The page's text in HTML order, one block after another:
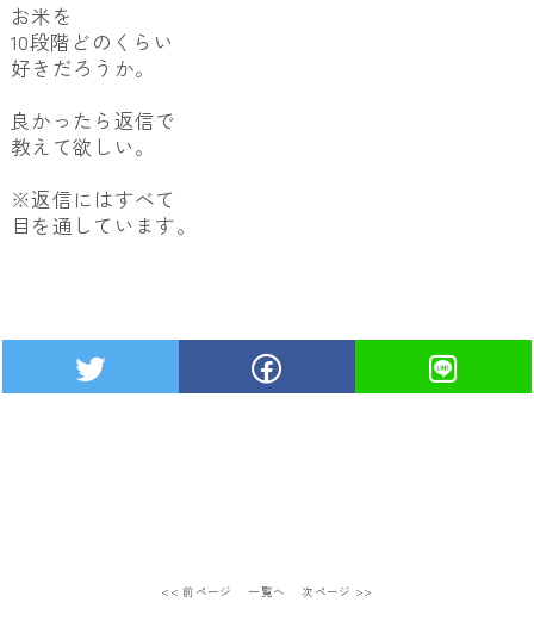
お米を
10段階どのくらい
好きだろうか。
良かったら返信で
教えて欲しい。
※返信にはすべて
目を通しています。
<< 前ページ 一覧へ 次ページ >>